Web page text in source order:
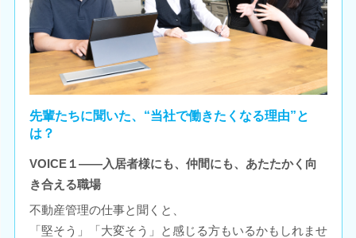
先輩たちに聞いた、“当社で働きたくなる理由”と
は？
VOICE１――入居者様にも、仲間にも、あたたかく向
き合える職場
不動産管理の仕事と聞くと、
「堅そう」「大変そう」と感じる方もいるかもしれませ